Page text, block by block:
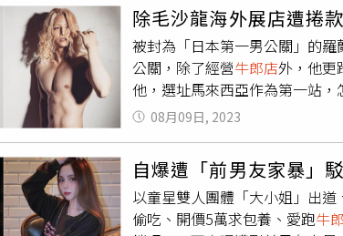
是全身按摩時帶到胸部而已。」
上月剛過39歲生日，礙於「逢9
願」，對於即將奔4她很自在，
起來很難追就算了。」她感嘆
拒絕就找下一個！」成功接下
酒，跟朋友一前一後走，正在
幾句就被朋友拉走，她氣喊：
就被告知因為沒有預算，不僅
示，接下來暫時沒有打算街拍
除毛沙龍海外展店遭捲
被封為「日本第一男公關」的
公關，除了經營牛郎店外，他更
他，選址馬來西亞作為第一站
毛商機，羅蘭計劃將旗下除毛
購物中心「J Value Mall」，
「完全被詐騙...6000萬日幣整
式購物中心後，發現商場人流
新台幣442萬元）的保證金給大
08月09日, 2023
自爆遭「前男友家暴」
以童星雙人團體「大小姐」出
偷吃、開價5萬求包養、愛跑牛